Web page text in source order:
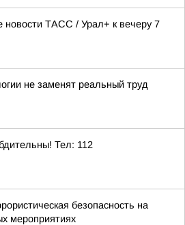
новости ТАСС / Урал+ к вечеру 7
не заменят реальный труд
Тел: 112
безопасность на
мероприятиях